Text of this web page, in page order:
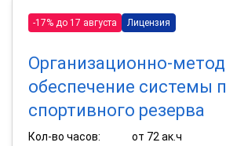
-17% до 17 августа Лицензия
Организационно-
обеспечение системы
спортивного резерва
Кол-во часов:
от 72 ак.ч